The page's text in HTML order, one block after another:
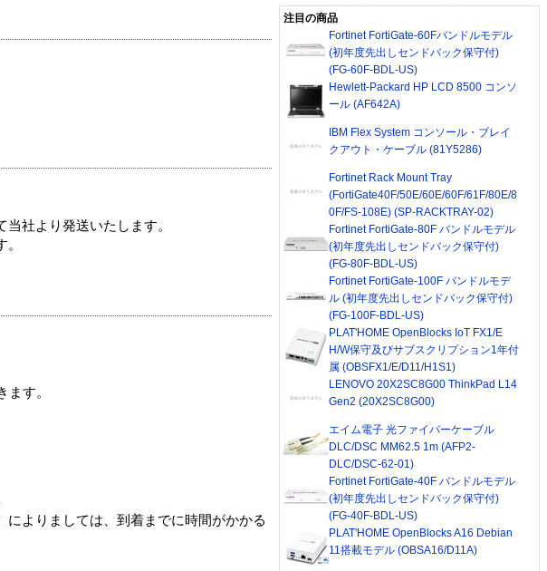
社より発送いたします。
す。
よりましては、到着までに時間がかかる
注目の商品
Fortinet FortiGate-60Fバンドルモデル
(初年度先出しセンドバック保守付)
(FG-60F-BDL-US)
Hewlett-Packard HP LCD 8500 コンソ
ール (AF642A)
IBM Flex System コンソール・ブレイ
クアウト・ケーブル (81Y5286)
Fortinet Rack Mount Tray
(FortiGate40F/50E/60E/60F/61F/80E/8
0F/FS-108E) (SP-RACKTRAY-02)
Fortinet FortiGate-80F バンドルモデル
(初年度先出しセンドバック保守付)
(FG-80F-BDL-US)
Fortinet FortiGate-100F バンドルモデ
ル (初年度先出しセンドバック保守付)
(FG-100F-BDL-US)
PLAT'HOME OpenBlocks IoT FX1/E
H/W保守及びサブスクリプション1年付
属 (OBSFX1/E/D11/H1S1)
LENOVO 20X2SC8G00 ThinkPad L14
Gen2 (20X2SC8G00)
エイム電子 光ファイバーケーブル
DLC/DSC MM62.5 1m (AFP2-
DLC/DSC-62-01)
Fortinet FortiGate-40F バンドルモデル
(初年度先出しセンドバック保守付)
(FG-40F-BDL-US)
PLAT'HOME OpenBlocks A16 Debian
11搭載モデル (OBSA16/D11A)